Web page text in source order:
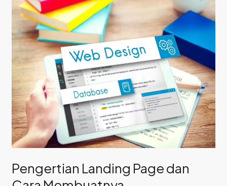
Pengertian Landing Page dan
Landing
Page
dan
Membuatnya